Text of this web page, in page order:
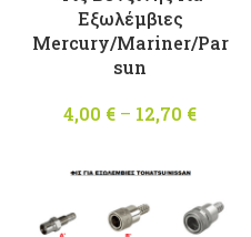
Εξωλέμβιες
Mercury/Mariner/Par
sun
4,00 € – 12,70 €
12,70 €